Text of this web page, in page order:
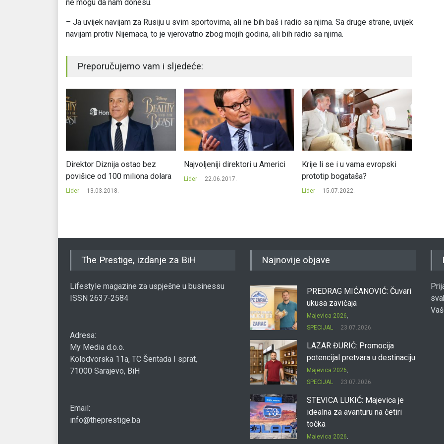
ne mogu da nam donesu.
– Ja uvijek navijam za Rusiju u svim sportovima, ali ne bih baš i radio sa njima. Sa druge strane, uvijek
navijam protiv Nijemaca, to je vjerovatno zbog mojih godina, ali bih radio sa njima.
Preporučujemo vam i sljedeće:
Direktor Diznija ostao bez
povišice od 100 miliona dolara
Lider 13.03.2018.
Najvoljeniji direktori u Americi
Lider 22.06.2017.
Krije li se i u vama evropski
prototip bogataša?
Lider 15.07.2022.
The Prestige, izdanje za BiH
Lifestyle magazine za uspješne u businessu
ISSN 2637-2584
Adresa:
My Media d.o.o.
Kolodvorska 11a, TC Šentada I sprat,
71000 Sarajevo, BiH
Email:
info@theprestige.ba
Najnovije objave
PREDRAG MIĆANOVIĆ: Čuvari
ukusa zavičaja
Majevica 2026
SPECIJAL
23.07.2026.
LAZAR ĐURIĆ: Promocija
potencijal pretvara u destinaciju
Majevica 2026
SPECIJAL
23.07.2026.
STEVICA LUKIĆ: Majevica je
idealna za avanturu na četiri
točka
Majevica 2026